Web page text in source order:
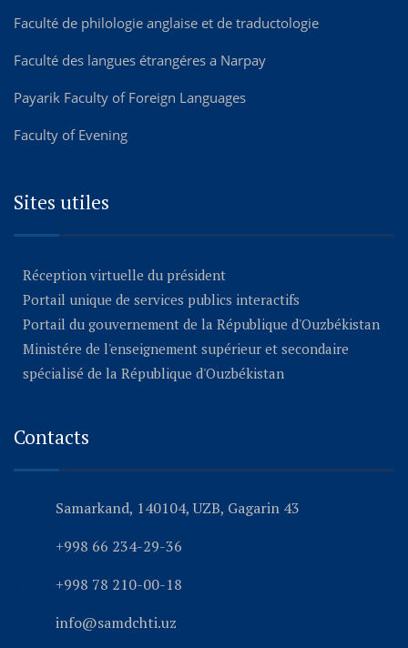
Faculté de philologie anglaise et de traductologie
Faculté des langues étrangéres а Narpay
Payarik Faculty of Foreign Languages
Faculty of Evening
Sites utiles
Réception virtuelle du président
Portail unique de services publics interactifs
Portail du gouvernement de la République d'Ouzbékistan
Ministére de l'enseignement supérieur et secondaire
spécialisé de la République d'Ouzbékistan
Contacts
Samarkand, 140104, UZB, Gagarin 43
+998 66 234-29-36
+998 78 210-00-18
info@samdchti.uz